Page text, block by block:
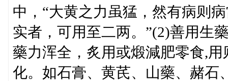
中，“大黄之力虽猛，然有病则
实者，可用至二两。”(2)善用生
藥力浑全，炙用或煅減肥零食,
化。如石膏、黄芪、山藥、赭石